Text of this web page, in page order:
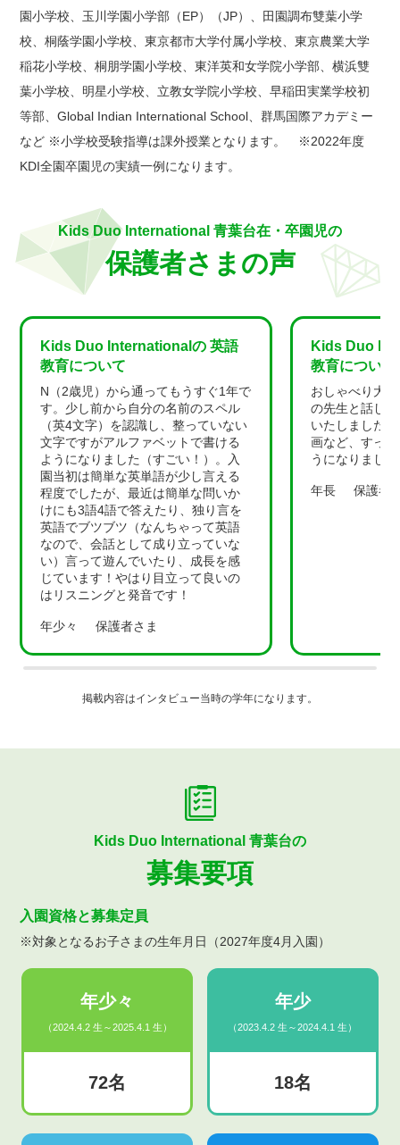
園小学校、玉川学園小学部（EP）（JP）、田園調布雙葉小学
校、桐蔭学園小学校、東京都市大学付属小学校、東京農業大学
稲花小学校、桐朋学園小学校、東洋英和女学院小学部、横浜雙
葉小学校、明星小学校、立教女学院小学校、早稲田実業学校初
等部、Global Indian International School、群馬国際アカデミー
など ※小学校受験指導は課外授業となります。 ※2022年度
KDI全園卒園児の実績一例になります。
Kids Duo International 青葉台在・卒園児の
保護者さまの声
Kids Duo Internationalの 英語
教育について
N（2歳児）から通ってもうすぐ1年で
す。少し前から自分の名前のスペル
（英4文字）を認識し、整っていない
文字ですがアルファベットで書ける
ようになりました（すごい！）。入
園当初は簡単な英単語が少し言える
程度でしたが、最近は簡単な問いか
けにも3語4語で答えたり、独り言を
英語でブツブツ（なんちゃって英語
なので、会話として成り立っていな
い）言って遊んでいたり、成長を感
じています！やはり目立って良いの
はリスニングと発音です！
年少々 保護者さま
Kids Duo
教育について
おしゃべり大
の先生と話し
いたしました
画など、すっ
うになりまし
年長 保護者
掲載内容はインタビュー当時の学年になります。
Kids Duo International 青葉台の
募集要項
入園資格と募集定員
※対象となるお子さまの生年月日（2027年度4月入園）
年少々
（2024.4.2 生～2025.4.1 生）
72名
年少
（2023.4.2 生～2024.4.1 生）
18名